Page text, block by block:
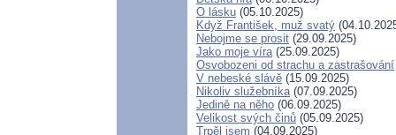
O lásku (05.10.2025)
Když František, muž svatý
Nebojme se prosit (29.09.2025)
Jako moje víra(25.09.2025)
Osvobozeni od strachu a zastrašování
V nebeské slávě (15.09.2025)
Nikoliv služebníka(07.09.2025)
Jedině na něho (06.09.2025)
Velikost svých činů (05.09.2025)
Trpěl jsem (04.09.2025)